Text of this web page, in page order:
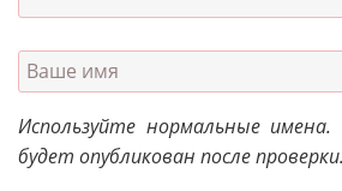
Используйте нормальные
будет опубликован после проверки.